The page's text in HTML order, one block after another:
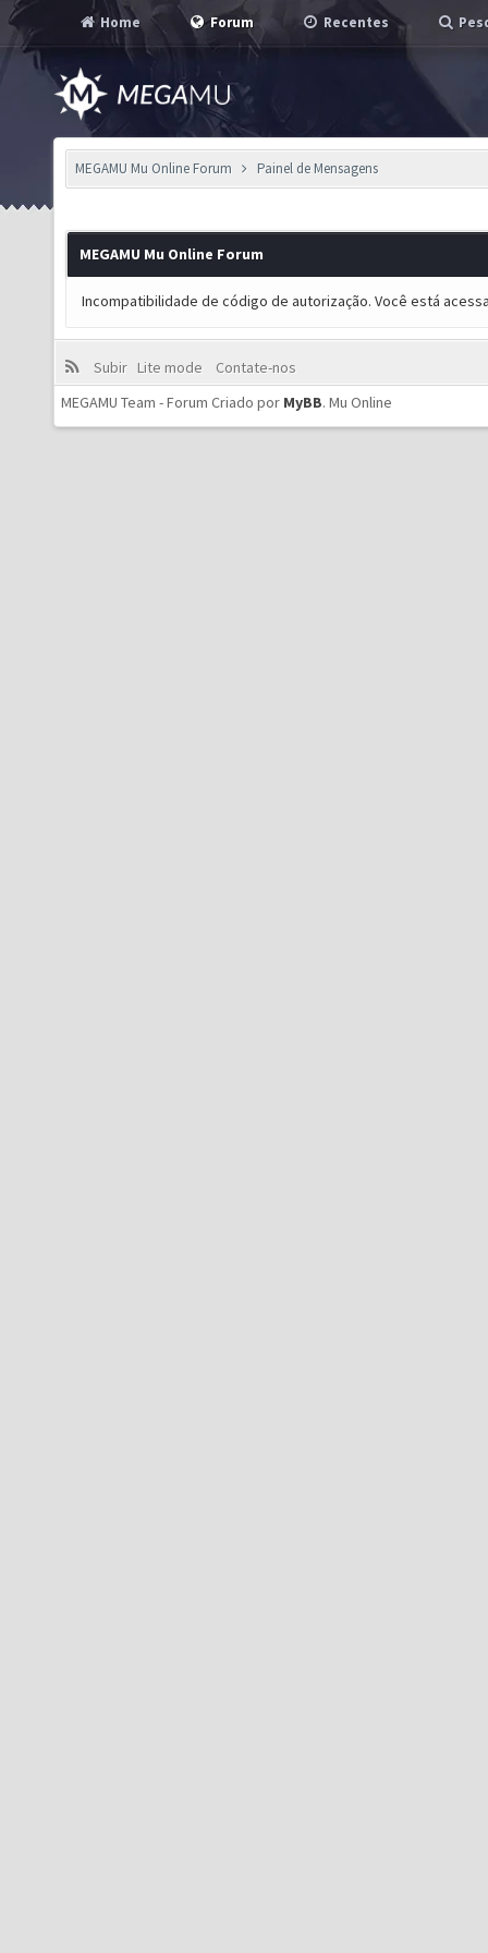
Home Forum Recentes
MEGAMU Mu Online Forum Painel de Mensagens
MEGAMU Mu Online Forum
Incompatibilidade de código de autorização. Você está
Subir Lite mode
Contate-nos
MEGAMU Team - Forum Criado por MyBB. Mu Online